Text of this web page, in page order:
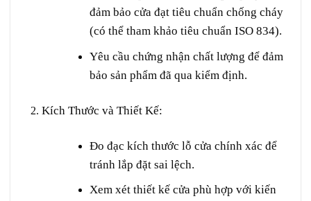
đảm bảo cửa đạt tiêu chuẩn chống cháy
(có thể tham khảo tiêu chuẩn ISO 834).
Yêu cầu chứng nhận chất lượng để đảm
bảo sản phẩm đã qua kiểm định.
Kích Thước và Thiết Kế:
Đo đạc kích thước lỗ cửa chính xác để
tránh lắp đặt sai lệch.
Xem xét thiết kế cửa phù hợp với kiến